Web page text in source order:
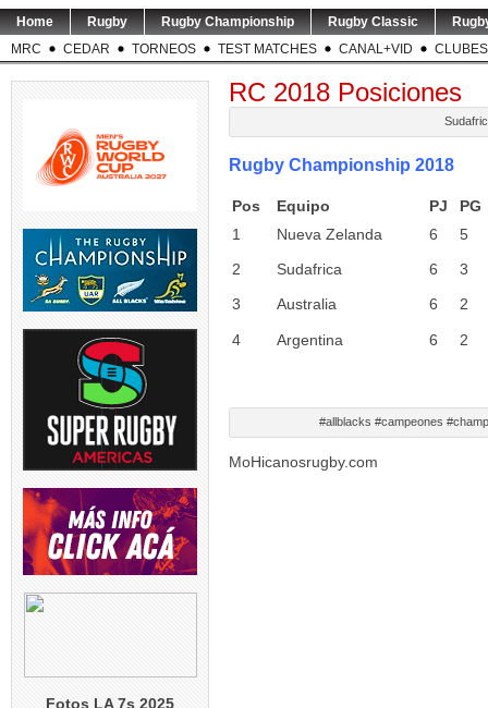
Home Rugby Rugby Championship Rugby Classic
MRC
CEDAR TORNEOS TEST MATCHES CANAL+VID CLUBES
Fotos LA 7s 2025
RC 2018 Posiciones
Rugby Championship 2018
Pos Equipo PJ
PG
1
Nueva Zelanda 6
5
2
Sudafrica 6
3
3
Australia 6 2
4 Argentina 6 2
#allblacks #campeones
MoHicanosrugby.com